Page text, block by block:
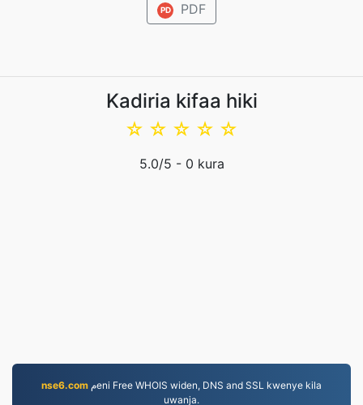
PD PDF
Kadiria kifaa hiki
☆
☆
☆
☆
☆
5.0/5 - 0 kura
nse6.com
uwanja.